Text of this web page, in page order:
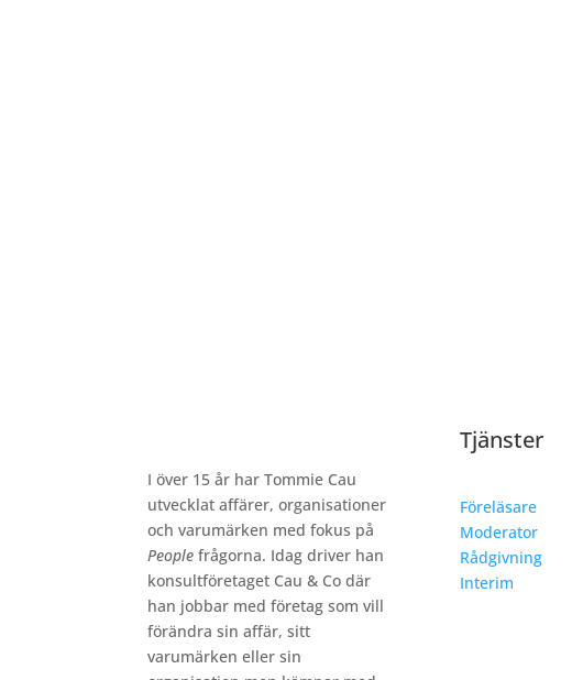
I över 15 år har Tommie Cau
utvecklat affärer, organisationer
och varumärken med fokus på
People frågorna. Idag driver han
konsultföretaget Cau & Co där
han jobbar med företag som vill
förändra sin affär, sitt
varumärken eller sin
Tjänster
Föreläsare
Moderator
Rådgivning
Interim